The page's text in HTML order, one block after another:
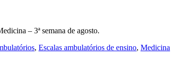
– 3ª semana de agosto.
, Escalas ambulatórios de ensino, Medicina